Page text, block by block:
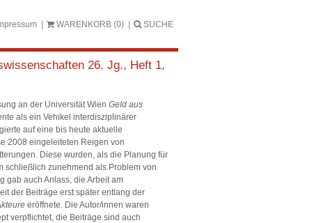
WARENKORB (0) SUCHE
26. Jg., Heft 1,
an der Universität Wien Geld aus
als ein Vehikel interdisziplinärer
auf eine bis heute aktuelle
2008 eingeleiteten Reigen von
Diese wurden, als die Planung für
schließlich zunehmend als Problem von
gab auch Anlass, die Arbeit am
der Beiträge erst später entlang der
eröffnete. Die Autor/innen waren
verpflichtet, die Beiträge sind auch